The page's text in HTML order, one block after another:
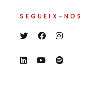
SEGUEIX-NOS